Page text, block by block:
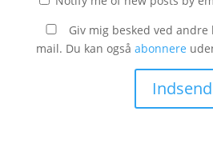
Giv mig besked ved
mail. Du kan også abonnere